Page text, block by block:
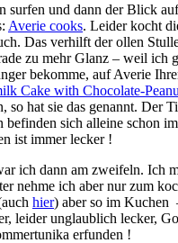
surfen und dann der Blick
Averie cooks. Leider kocht
Das verhilft der ollen
zu mehr Glanz – weil ich
bekomme, auf Averie
Cake with Chocolate-
so hat sie das genannt. Der
befinden sich alleine schon
ist immer lecker !
ich dann am zweifeln. Ich
nehme ich aber nur zum
hier) aber so im Kuchen
leider unglaublich lecker,
erfunden !